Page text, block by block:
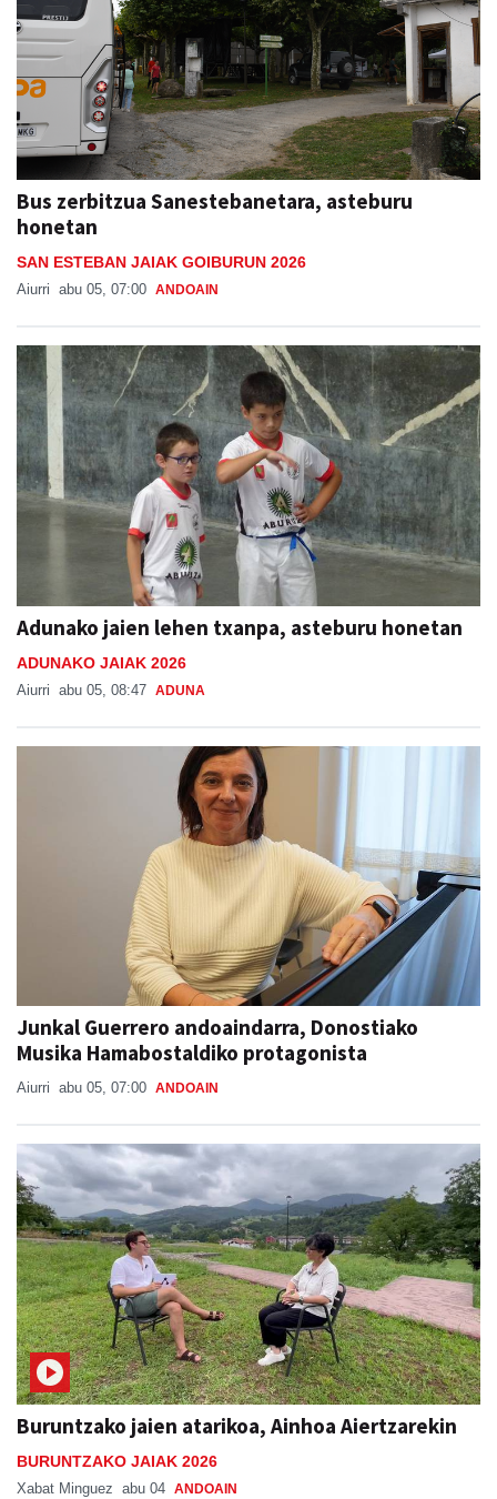
Bus zerbitzua Sanestebanetara, asteburu
honetan
SAN ESTEBAN JAIAK GOIBURUN 2026
Aiurri abu 05, 07:00 ANDOAIN
Adunako jaien lehen txanpa, asteburu honetan
ADUNAKO JAIAK 2026
Aiurri abu 05, 08:47 ADUNA
Junkal Guerrero andoaindarra, Donostiako
Musika Hamabostaldiko protagonista
Aiurri abu 05, 07:00 ANDOAIN
Buruntzako jaien atarikoa, Ainhoa Aiertzarekin
BURUNTZAKO JAIAK 2026
Xabat Minguez abu 04 ANDOAIN